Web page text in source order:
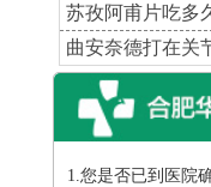
苏孜阿甫片吃多
曲安奈德打在关
1.您是否已到医院